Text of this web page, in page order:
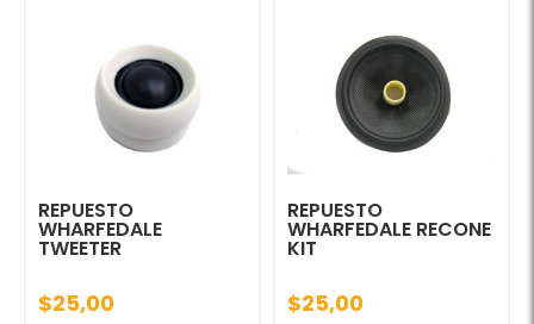
REPUESTO
WHARFEDALE
TWEETER
$25,00
REPUESTO
WHARFEDALE RECONE
KIT
$25,00